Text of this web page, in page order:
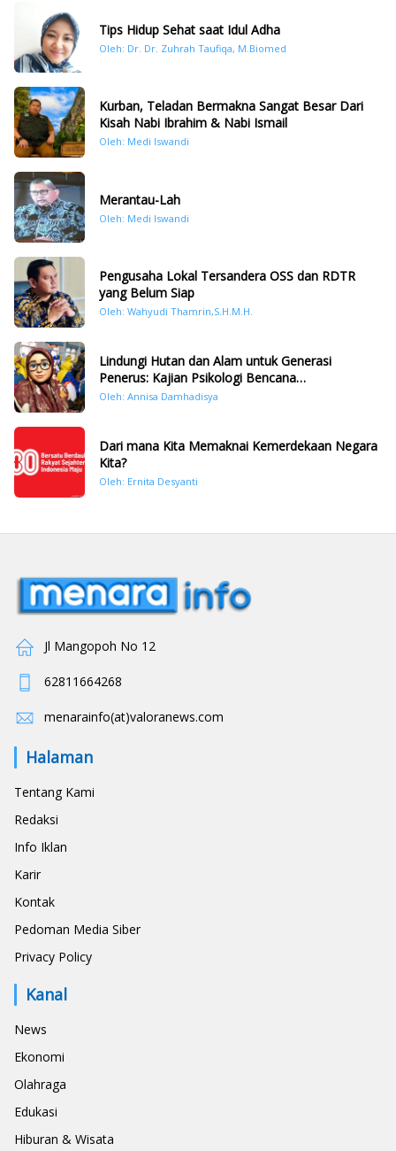
Tips Hidup Sehat saat Idul Adha
Oleh: Dr. Dr. Zuhrah Taufiqa, M.Biomed
Kurban, Teladan Bermakna Sangat Besar Dari
Kisah Nabi Ibrahim & Nabi Ismail
Oleh: Medi Iswandi
Merantau-Lah
Oleh: Medi Iswandi
Pengusaha Lokal Tersandera OSS dan RDTR
yang Belum Siap
Oleh: Wahyudi Thamrin,S.H.M.H.
Lindungi Hutan dan Alam untuk Generasi
Penerus: Kajian Psikologi Bencana
Hidrometeorologi di Sumatera Pasca Tragedi
Oleh: Annisa Damhadisya
Dari mana Kita Memaknai Kemerdekaan Negara
Kita?
Oleh: Ernita Desyanti
Jl Mangopoh No 12
62811664268
menarainfo(at)valoranews.com
Halaman
Tentang Kami
Redaksi
Info Iklan
Karir
Kontak
Pedoman Media Siber
Privacy Policy
Kanal
News
Ekonomi
Olahraga
Edukasi
Hiburan & Wisata